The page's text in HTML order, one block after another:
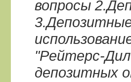
вопросы
"Рейтерс-
депозитных